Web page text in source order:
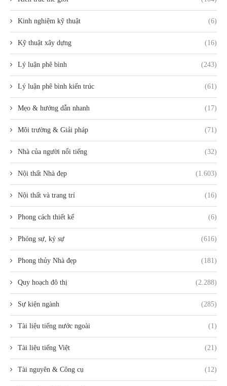
Kinh nghiệm kỹ thuật (6)
Kỹ thuật xây dựng (16)
Lý luận phê bình (243)
Lý luận phê bình kiến trúc (61)
Mẹo & hướng dẫn nhanh (17)
Môi trường & Giải pháp (71)
Nhà của người nổi tiếng (32)
Nội thất Nhà đẹp (1.603)
Nội thất và trang trí (16)
Phong cách thiết kế (6)
Phóng sự, ký sự (616)
Phong thủy Nhà đẹp (181)
Quy hoạch đô thị (2.288)
Sự kiện ngành (285)
Tài liệu tiếng nước ngoài (1)
Tài liệu tiếng Việt (21)
Tài nguyên & Công cụ (12)